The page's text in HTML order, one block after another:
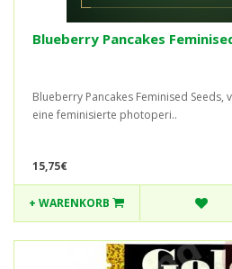
Blueberry Pancakes
Blueberry Pancakes Feminised Seeds,
eine feminisierte photoperi..
15,75€
+ WARENKORB